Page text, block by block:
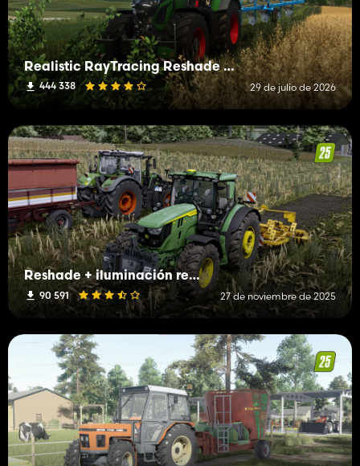
Realistic RayTracing Reshade Preset
444 338 29 de julio de 2026
Reshade + iluminación realista de próxima generación
90 591 27 de noviembre de 2025